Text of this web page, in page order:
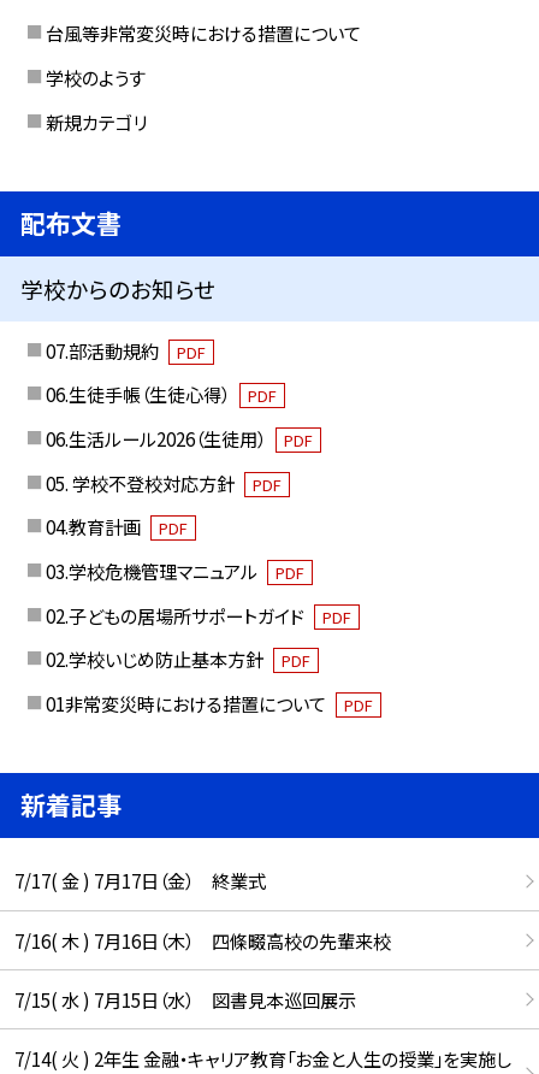
台風等非常変災時における措置について
学校のようす
新規カテゴリ
配布文書
学校からのお知らせ
07.部活動規約 PDF
06.生徒手帳（生徒心得） PDF
06.生活ルール2026（生徒用） PDF
05. 学校不登校対応方針 PDF
04.教育計画 PDF
03.学校危機管理マニュアル PDF
02.子どもの居場所サポートガイド PDF
02.学校いじめ防止基本方針 PDF
01非常変災時における措置について PDF
新着記事
7/17( 金 ) 7月17日（金） 終業式
7/16( 木 ) 7月16日（木） 四條畷高校の先輩来校
7/15( 水 ) 7月15日（水） 図書見本巡回展示
7/14( 火 ) 2年生 金融・キャリア教育「お金と人生の授業」を実施し